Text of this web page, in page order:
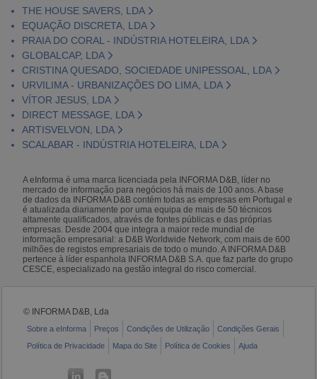
THE HOUSE SAVERS, LDA
EQUAÇÃO DISCRETA, LDA
PRAIA DO CORAL - INDÚSTRIA HOTELEIRA, LDA
GLOBALCAP, LDA
CRISTINA QUESADO, SOCIEDADE UNIPESSOAL, LDA
URVILIMA - URBANIZAÇÕES DO LIMA, LDA
VÍTOR JESUS, LDA
DIRECT MESSAGE, LDA
ARTISVELVON, LDA
SCALABAR - INDÚSTRIA HOTELEIRA, LDA
A eInforma é uma marca licenciada pela INFORMA D&B, líder no
mercado de informação para negócios há mais de 100 anos. A base
de dados da INFORMA D&B contém todas as empresas em Portugal e
é atualizada diariamente por uma equipa de mais de 50 técnicos
altamente qualificados, através de fontes públicas e das próprias
empresas. Desde 2004 que integra a maior rede mundial de
informação empresarial: a D&B Worldwide Network, com mais de 600
milhões de registos empresariais de todo o mundo. A INFORMA D&B
pertence à líder espanhola INFORMA D&B S.A. que faz parte do grupo
CESCE, especializado na gestão integral do risco comercial.
© INFORMA D&B, Lda
Sobre a eInforma Preços Condições de Utilização
Condições Gerais
Política de Privacidade
Mapa do Site Política de Cookies Ajuda